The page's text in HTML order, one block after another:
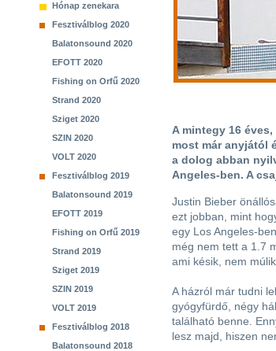
Hónap zenekara
Fesztiválblog 2020
Balatonsound 2020
EFOTT 2020
Fishing on Orfű 2020
Strand 2020
Sziget 2020
SZIN 2020
VOLT 2020
Fesztiválblog 2019
Balatonsound 2019
EFOTT 2019
Fishing on Orfű 2019
Strand 2019
Sziget 2019
SZIN 2019
VOLT 2019
Fesztiválblog 2018
Balatonsound 2018
A mintegy 16
most már anyjától
a dolog abban
Angeles-ben. A
Justin Bieber
ezt jobban, mint
egy Los Angeles-
még nem tett a 1.7
ami késik, nem múlik.
A házról már tudni
gyógyfürdő, négy
található benne.
lesz majd, hiszen